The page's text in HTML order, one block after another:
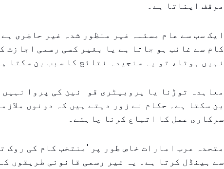
موقف اپناتا ہے۔
ایک سب سے عام مسئلہ غیر منظور شدہ غیر حاضری
کام سے غائب ہو جاتا ہے یا بغیر کسی رسمی اجازت
نہیں ہوتا، تو یہ سنجیدہ نتائج کا سبب بن سکتا
معاہدہ توڑنا یا پروبیٹری قوانین کی پروا
بن سکتا ہے۔ حکام نے زور دیتے ہیں کہ دونوں
سرکاری عمل کا اتباع کرنا چاہئے۔
متحدہ عرب امارات خاص طور پر 'منتخب کام کی روک
سے ہینڈل کرتا ہے۔ یہ غیر رسمی قانونی طریقوں